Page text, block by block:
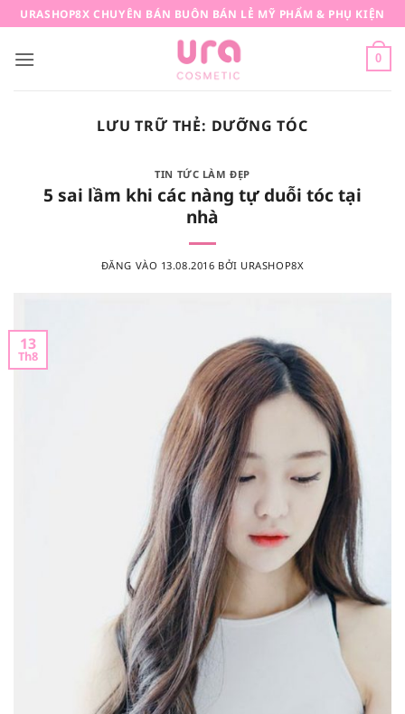
qua
nội
URASHOP8X CHUYÊN BÁN BUÔN BÁN LẺ MỸ PHẨM & PHỤ KIỆN
0
LƯU TRỮ THẺ: DƯỠNG TÓC
TIN TỨC LÀM ĐẸP
5 sai lầm khi các nàng tự duỗi tóc tại
nhà
ĐĂNG VÀO 13.08.2016 BỞI URASHOP8X
13
Th8